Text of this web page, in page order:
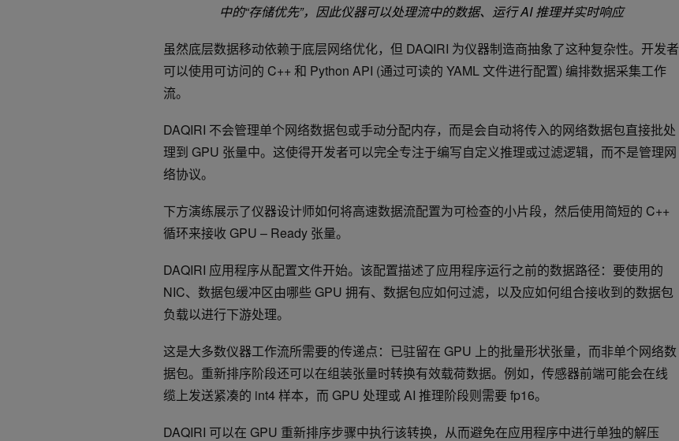
中的“存储优先”，因此仪器可以处理流中的数据、运行 AI 推理并实时响应
虽然底层数据移动依赖于底层网络优化，但 DAQIRI 为仪器制造商抽象了这种复杂性。开发者
可以使用可访问的 C++ 和 Python API (通过可读的 YAML 文件进行配置) 编排数据采集工作
流。
DAQIRI 不会管理单个网络数据包或手动分配内存，而是会自动将传入的网络数据包直接批处
理到 GPU 张量中。这使得开发者可以完全专注于编写自定义推理或过滤逻辑，而不是管理网
络协议。
下方演练展示了仪器设计师如何将高速数据流配置为可检查的小片段，然后使用简短的 C++
循环来接收 GPU – Ready 张量。
DAQIRI 应用程序从配置文件开始。该配置描述了应用程序运行之前的数据路径：要使用的
NIC、数据包缓冲区由哪些 GPU 拥有、数据包应如何过滤，以及应如何组合接收到的数据包
负载以进行下游处理。
这是大多数仪器工作流所需要的传递点：已驻留在 GPU 上的批量形状张量，而非单个网络数
据包。重新排序阶段还可以在组装张量时转换有效载荷数据。例如，传感器前端可能会在线
缆上发送紧凑的 int4 样本，而 GPU 处理或 AI 推理阶段则需要 fp16。
DAQIRI 可以在 GPU 重新排序步骤中执行该转换，从而避免在应用程序中进行单独的解压